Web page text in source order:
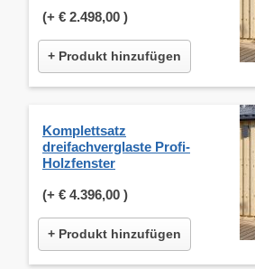
(+ € 2.498,00 )
+ Produkt hinzufügen
Komplettsatz
dreifachverglaste Profi-
Holzfenster
(+ € 4.396,00 )
+ Produkt hinzufügen